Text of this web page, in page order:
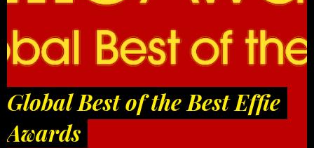
Global Best of the Best Effie
Awards